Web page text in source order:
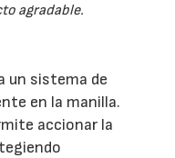
agradable.
un sistema de
en la manilla.
accionar la